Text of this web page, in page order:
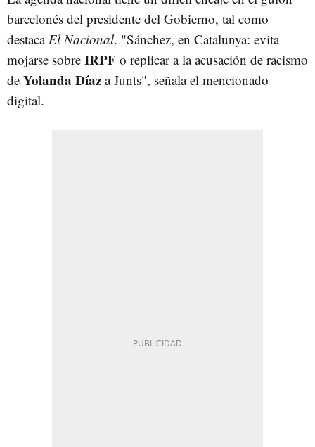
barcelonés del presidente del Gobierno, tal como
destacaEl Nacional. "Sánchez, en Catalunya: evita
mojarse sobre IRPF o replicar a la acusación de racismo
de Yolanda Díaz a Junts", señala el mencionado
digital.